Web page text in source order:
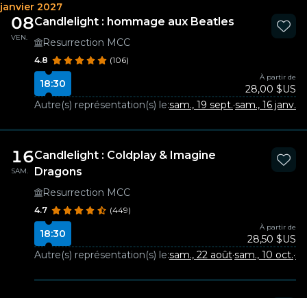
janvier 2027
08
VEN.
Candlelight : hommage aux Beatles
Resurrection MCC
4.8 (106)
18:30
À partir de
28,00 $US
Autre(s) représentation(s) le:sam., 19 sept.·sam., 16 janv.
16
SAM.
Candlelight : Coldplay & Imagine
Dragons
Resurrection MCC
4.7 (449)
18:30
À partir de
28,50 $US
Autre(s) représentation(s) le:sam., 22 août·sam., 10 oct.·